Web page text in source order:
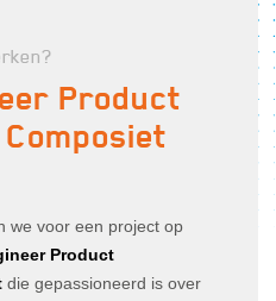
Product
we voor een project op
Product
die gepassioneerd is over